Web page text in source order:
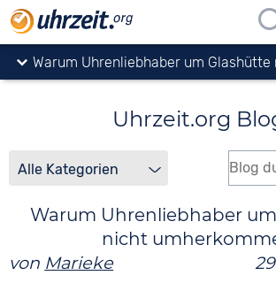
Uhrzeit.org
Blog
Warum Uhrenliebhaber um Glashütte
Uhrzeit.org
Warum Uhrenliebhaber
nicht
von Marieke